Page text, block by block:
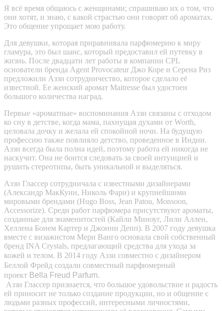
Я всё время общаюсь с женщинами; спрашиваю их о том, что
они хотят, и знаю, с какой страстью они говорят об ароматах.
Это общение упрощает мою работу.
Для девушки, которая приравнивала парфюмерию к миру
гламура, это был шанс, который предоставил ей путевку в
жизнь. После двадцати лет работы в компании CPL
основатели бренда Agent Provocateur Джо Коре и Серена Риз
предложили Аззи сотрудничество, которое сделало её
известной. Ее женский аромат Maitresse был удостоен
большого количества наград.
Первые «ароматные» воспоминания Аззи связаны с отходом
ко сну в детстве, когда мама, пахнущая духами от Worth,
целовала дочку и желала ей спокойной ночи. На будущую
профессию также повлияло детство, проведенное в Индии.
Аззи всегда была полна идей, поэтому работа ей никогда не
наскучит. Она не боится следовать за своей интуицией и
рушить стереотипы, быть уникальной и выделяться.
Аззи Глассер сотрудничала с известными дизайнерами
(Александр МакКуин, Николь Фари) и крупнейшими
мировыми брендами (Hugo Boss, Jean Patou, Monsoon,
Accessorize). Среди работ парфюмера присутствуют ароматы,
созданные для знаменитостей (Кайли Миноуг, Лили Аллен,
Хеллена Бонем Картер и Джонни Депп). В 2007 году девушка
вместе с визажистом Мери Ванго основала свой собственный
бренд INA Crystals, предлагающий средства для ухода за
кожей и телом. В 2014 году Аззи совместно с дизайнером
Беллой Фрейд создали совместный парфюмерный
проект Bella Freud Parfum.
Аззи Глассер признается, что большое удовольствие и радость
ей приносит не только создание продукции, но и общение с
людьми разных профессий, интересными личностями,